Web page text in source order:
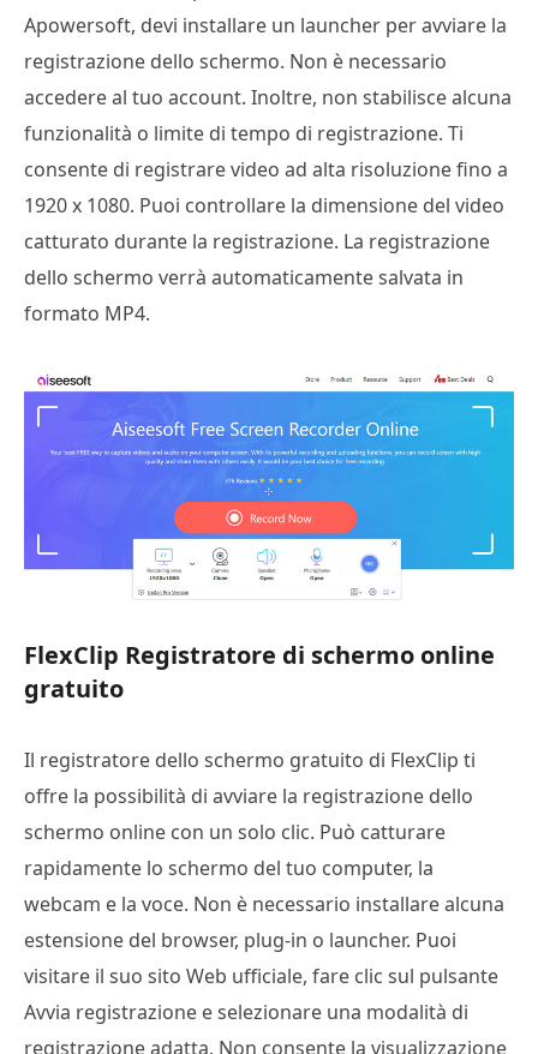
Apowersoft, devi installare un launcher per avviare la
registrazione dello schermo. Non è necessario
accedere al tuo account. Inoltre, non stabilisce alcuna
funzionalità o limite di tempo di registrazione. Ti
consente di registrare video ad alta risoluzione fino a
1920 x 1080. Puoi controllare la dimensione del video
catturato durante la registrazione. La registrazione
dello schermo verrà automaticamente salvata in
formato MP4.
FlexClip Registratore di schermo online
gratuito
Il registratore dello schermo gratuito di FlexClip ti
offre la possibilità di avviare la registrazione dello
schermo online con un solo clic. Può catturare
rapidamente lo schermo del tuo computer, la
webcam e la voce. Non è necessario installare alcuna
estensione del browser, plug-in o launcher. Puoi
visitare il suo sito Web ufficiale, fare clic sul pulsante
Avvia registrazione e selezionare una modalità di
registrazione adatta. Non consente la visualizzazione